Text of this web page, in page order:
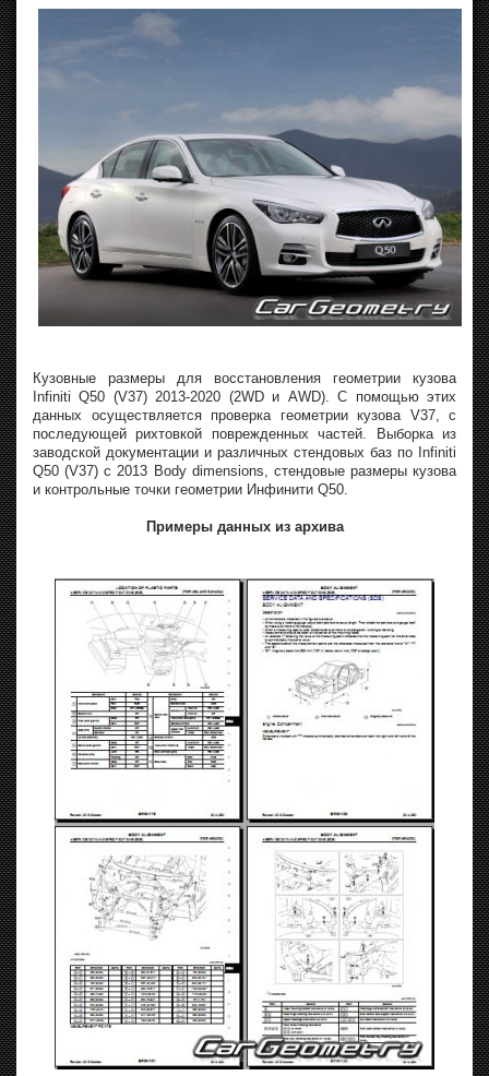
Кузовные размеры для восстановления геометрии кузова
Infiniti Q50 (V37) 2013-2020 (2WD и AWD). С помощью этих
данных осуществляется проверка геометрии кузова V37, с
последующей рихтовкой поврежденных частей. Выборка из
заводской документации и различных стендовых баз по Infiniti
Q50 (V37) с 2013 Body dimensions, стендовые размеры кузова
и контрольные точки геометрии Инфинити Q50.
Примеры данных из архива